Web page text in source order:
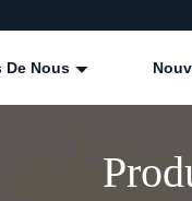
De Nous